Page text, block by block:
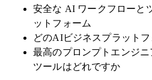
安全な AI ワークフローと
ットフォーム
どのAIビジネスプラット
最高のプロンプトエンジ
ツールはどれですか